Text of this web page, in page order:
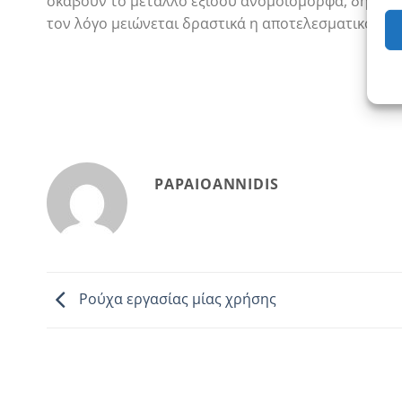
τον λόγο μειώνεται δραστικά η
PAPAIOANNIDIS
Ρούχα εργασίας μίας χρήσης